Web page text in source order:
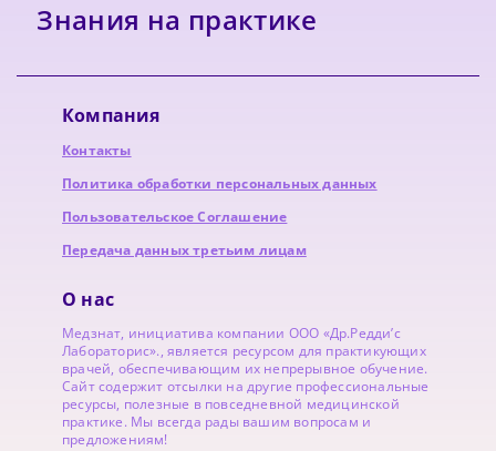
Знания на практике
Компания
Контакты
Политика обработки персональных данных
Пользовательское Соглашение
Передача данных третьим лицам
О нас
Медзнат, инициатива компании ООО «Др.Редди’с
Лабораторис»., является ресурсом для практикующих
врачей, обеспечивающим их непрерывное обучение.
Сайт содержит отсылки на другие профессиональные
ресурсы, полезные в повседневной медицинской
практике. Мы всегда рады вашим вопросам и
предложениям!